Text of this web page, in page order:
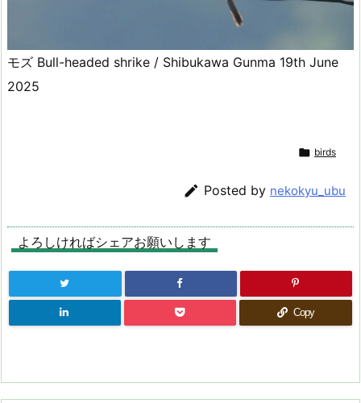
モズ Bull-headed shrike / Shibukawa Gunma 19th June
2025
 birds
 Posted by nekokyu_ubu
よろしければシェアお願いします
Copy